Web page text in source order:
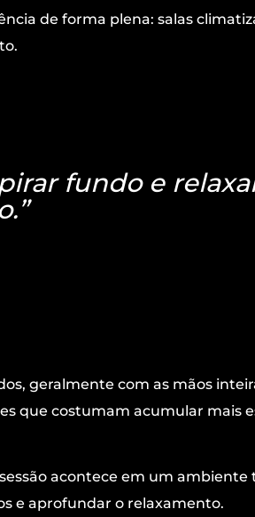
de forma plena: salas
fundo e
geralmente com as mãos
que costumam acumular mais
acontece em um ambiente
e aprofundar o relaxamento.